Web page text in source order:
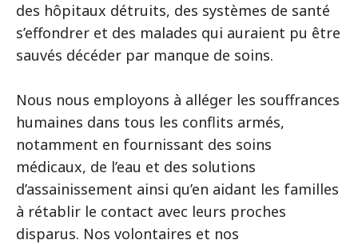
des hôpitaux détruits, des systèmes de santé
s’effondrer et des malades qui auraient pu être
sauvés décéder par manque de soins.
Nous nous employons à alléger les souffrances
humaines dans tous les conflits armés,
notamment en fournissant des soins
médicaux, de l’eau et des solutions
d’assainissement ainsi qu’en aidant les familles
à rétablir le contact avec leurs proches
disparus. Nos volontaires et nos